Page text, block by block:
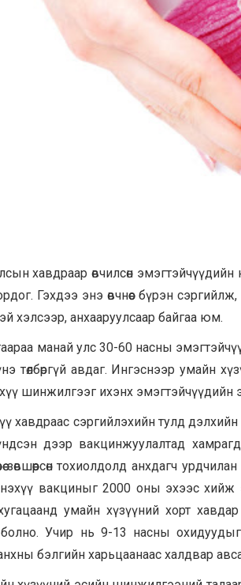
хавдраар өвчилсөн
Гэхдээ энэ өвчнөөс бүрэн
хэлсээр, анхааруулсаар байгаа юм.
манай улс 30-60 насны
төлбөргүй авдаг. Ингэснээр умайн
шинжилгээг ихэнх эмэгтэйчүүдийн
хавдраас сэргийлэхийн тулд
дээр вакцинжуулалтад
зөвшөөрсөн тохиолдолд анхдагч
вакциныг 2000 оны эхээс хийж
умайн хүзүүний хорт
Учир нь 9-13 насны
бэлгийн харьцаанаас халдвар